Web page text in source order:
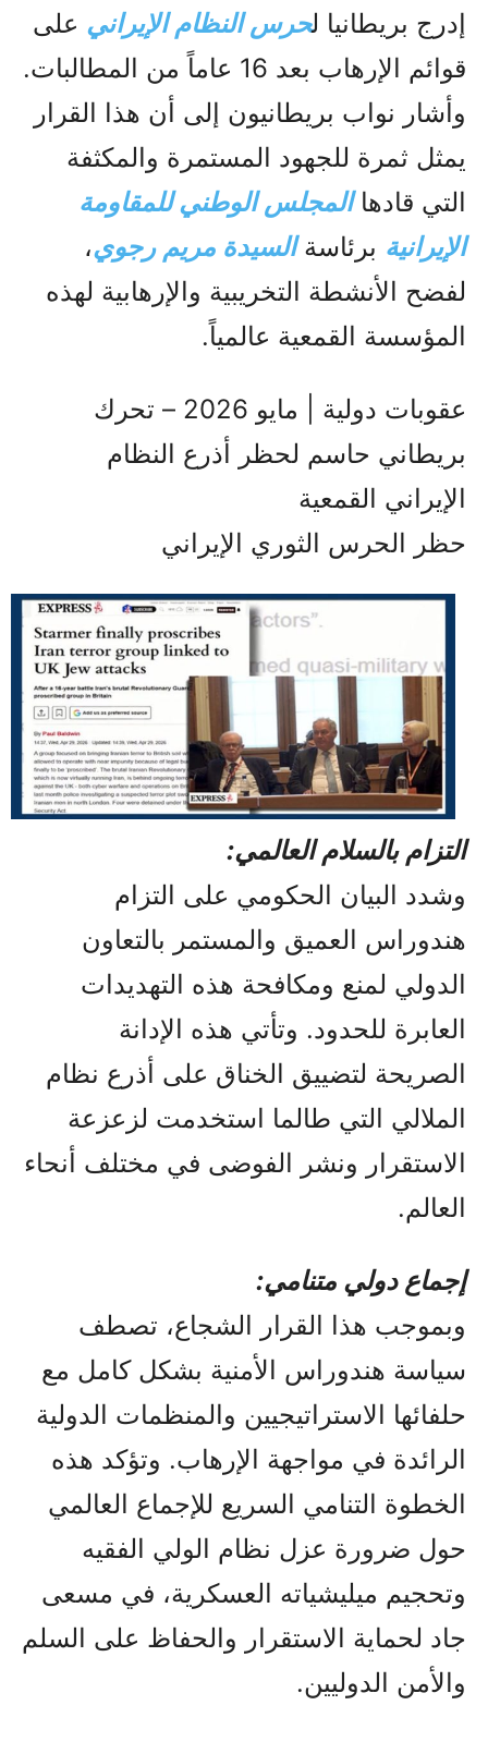
إدرج بريطانيا لحرس النظام الإيراني على
قوائم الإرهاب بعد 16 عاماً من المطالبات.
وأشار نواب بريطانيون إلى أن هذا القرار
يمثل ثمرة للجهود المستمرة والمكثفة
التي قادهاالمجلس الوطني للمقاومة
الإيرانية برئاسةالسيدة مريم رجوي،
لفضح الأنشطة التخريبية والإرهابية لهذه
المؤسسة القمعية عالمياً.
عقوبات دولية | مايو 2026 – تحرك
بريطاني حاسم لحظر أذرع النظام
الإيراني القمعية
حظر الحرس الثوري الإيراني
التزام بالسلام العالمي:
وشدد البيان الحكومي على التزام
هندوراس العميق والمستمر بالتعاون
الدولي لمنع ومكافحة هذه التهديدات
العابرة للحدود. وتأتي هذه الإدانة
الصريحة لتضييق الخناق على أذرع نظام
الملالي التي طالما استخدمت لزعزعة
الاستقرار ونشر الفوضى في مختلف أنحاء
العالم.
إجماع دولي متنامي:
وبموجب هذا القرار الشجاع، تصطف
سياسة هندوراس الأمنية بشكل كامل مع
حلفائها الاستراتيجيين والمنظمات الدولية
الرائدة في مواجهة الإرهاب. وتؤكد هذه
الخطوة التنامي السريع للإجماع العالمي
حول ضرورة عزل نظام الولي الفقيه
وتحجيم ميليشياته العسكرية، في مسعى
جاد لحماية الاستقرار والحفاظ على السلم
والأمن الدوليين.